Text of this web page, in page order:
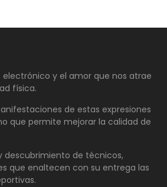
y el amor que nos atrae
física.
de estas expresiones
que permite mejorar la calidad de
descubrimiento de técnicos,
que enaltecen con su entrega las